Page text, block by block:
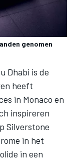
genomen
Dhabi is de
heeft
in Monaco en
inspireren
Silverstone
in het
in een